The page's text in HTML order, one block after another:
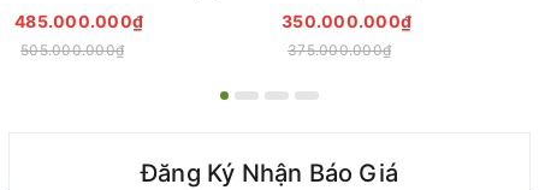
Sáng Cho Đại Đô Thị
485.000.000₫
505.000.000₫
ZCQ-HH1001 ZALAA Fortune
Tree Series
350.000.000₫
375.000.000₫
Đăng Ký Nhận Báo Giá